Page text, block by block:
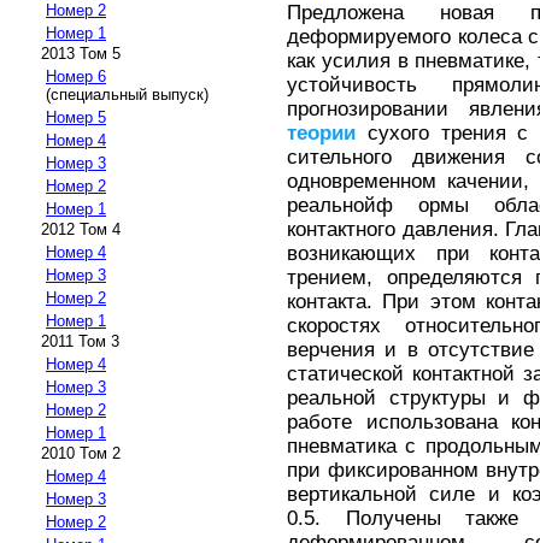
Номер 2
Номер 1
2013 Том 5
Номер 6
(специальный выпуск)
Номер 5
Номер 4
Номер 3
Номер 2
Номер 1
2012 Том 4
Номер 4
Номер 3
Номер 2
Номер 1
2011 Том 3
Номер 4
Номер 3
Номер 2
Номер 1
2010 Том 2
Номер 4
Номер 3
Номер 2
Предложена новая
деформируемого колеса
как усилия в
устойчивость
прогнозировании
теории сухого трения с
сительного движения
одновременном
реальнойф ормы
контактного давления.
возникающих при
трением, определяются
контакта. При этом
скоростях
верчения и в
статической контактной
реальной структуры и
работе использована
пневматика с
при фиксированном
вертикальной силе и
0.5. Получены также